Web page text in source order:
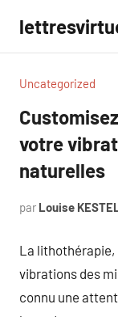
contenu
Uncategorized
votre
naturelles
par Louise
La
vibrations des
connu une